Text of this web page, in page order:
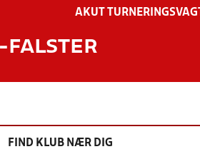
AKUT TURNERINGSVAGT
FALSTER
FIND KLUB NÆR DIG